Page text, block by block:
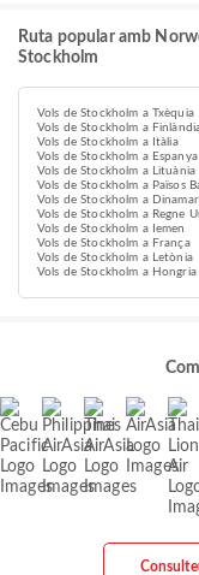
Ruta popular amb
Stockholm
Vols de Stockholm a Txèquia
Vols de Stockholm a
Vols de Stockholm a Itàlia
Vols de Stockholm a Espanya
Vols de Stockholm a Lituània
Vols de Stockholm a Països
Vols de Stockholm a
Vols de Stockholm a Regne
Vols de Stockholm a Iemen
Vols de Stockholm a França
Vols de Stockholm a Letònia
Vols de Stockholm a Hongria